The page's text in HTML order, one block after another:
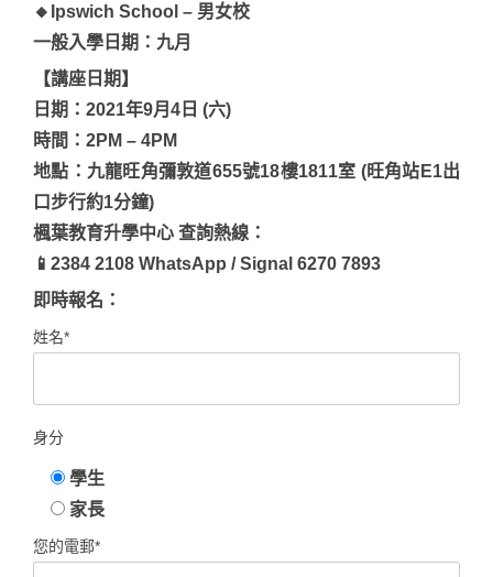
🔸Ipswich School – 男女校
一般入學日期：九月
【講座日期】
日期：2021年9月4日 (六)
時間：2PM – 4PM
地點：九龍旺角彌敦道655號18樓1811室 (旺角站E1出
口步行約1分鐘)
楓葉教育升學中心 查詢熱線：
📱2384 2108 WhatsApp / Signal 6270 7893
即時報名：
姓名*
身分
學生
家長
您的電郵*